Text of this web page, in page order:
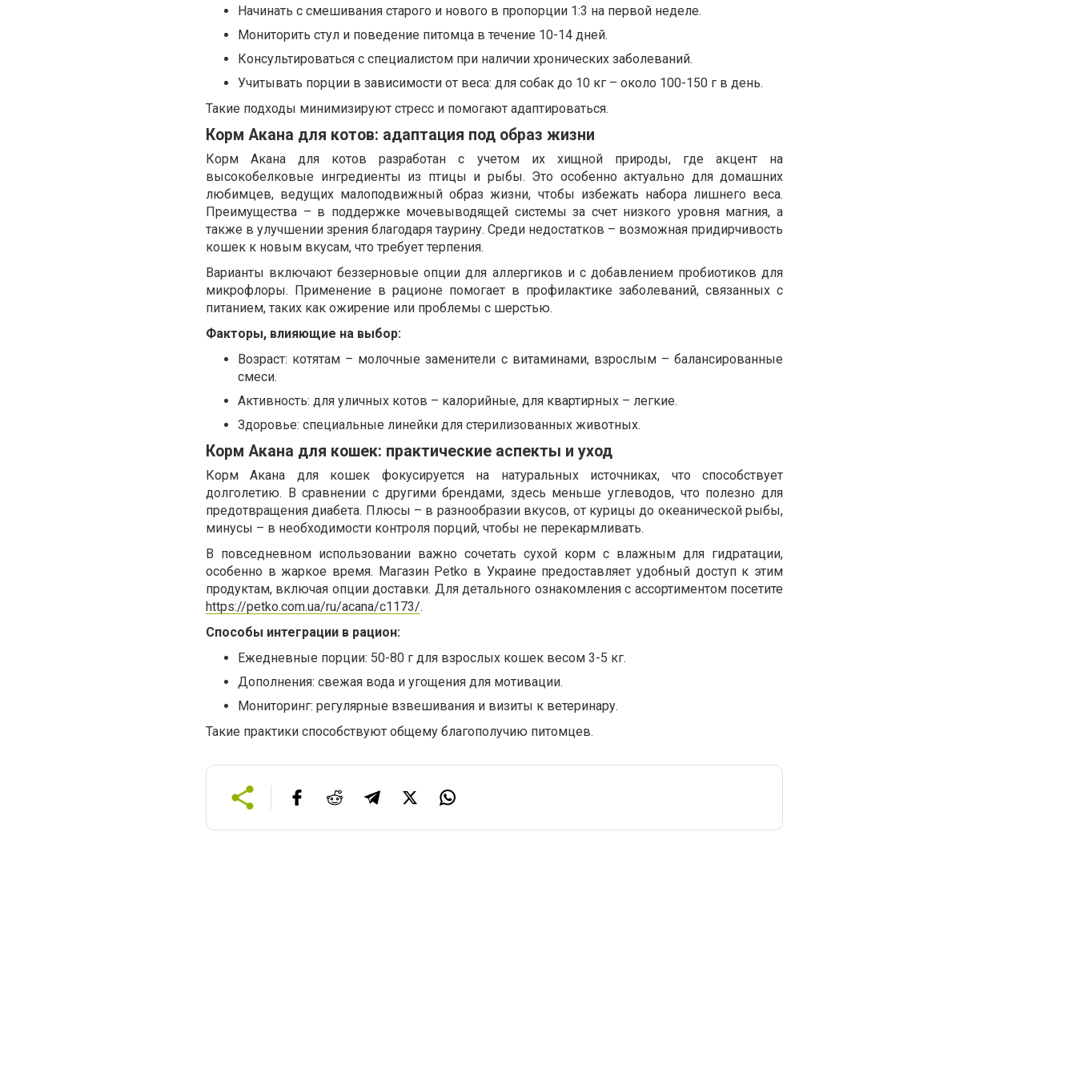
Начинать с смешивания старого и нового в пропорции 1:3 на первой неделе.
Мониторить стул и поведение питомца в течение 10-14 дней.
Консультироваться с специалистом при наличии хронических заболеваний.
Учитывать порции в зависимости от веса: для собак до 10 кг – около 100-150 г в день.
Такие подходы минимизируют стресс и помогают адаптироваться.
Корм Акана для котов: адаптация под образ жизни
Корм Акана для котов разработан с учетом их хищной природы, где акцент на
высокобелковые ингредиенты из птицы и рыбы. Это особенно актуально для домашних
любимцев, ведущих малоподвижный образ жизни, чтобы избежать набора лишнего веса.
Преимущества – в поддержке мочевыводящей системы за счет низкого уровня магния, а
также в улучшении зрения благодаря таурину. Среди недостатков – возможная придирчивость
кошек к новым вкусам, что требует терпения.
Варианты включают беззерновые опции для аллергиков и с добавлением пробиотиков для
микрофлоры. Применение в рационе помогает в профилактике заболеваний, связанных с
питанием, таких как ожирение или проблемы с шерстью.
Факторы, влияющие на выбор:
Возраст: котятам – молочные заменители с витаминами, взрослым – балансированные
смеси.
Активность: для уличных котов – калорийные, для квартирных – легкие.
Здоровье: специальные линейки для стерилизованных животных.
Корм Акана для кошек: практические аспекты и уход
Корм Акана для кошек фокусируется на натуральных источниках, что способствует
долголетию. В сравнении с другими брендами, здесь меньше углеводов, что полезно для
предотвращения диабета. Плюсы – в разнообразии вкусов, от курицы до океанической рыбы,
минусы – в необходимости контроля порций, чтобы не перекармливать.
В повседневном использовании важно сочетать сухой корм с влажным для гидратации,
особенно в жаркое время. Магазин Petko в Украине предоставляет удобный доступ к этим
продуктам, включая опции доставки. Для детального ознакомления с ассортиментом посетите
https://petko.com.ua/ru/acana/c1173/.
Способы интеграции в рацион:
Ежедневные порции: 50-80 г для взрослых кошек весом 3-5 кг.
Дополнения: свежая вода и угощения для мотивации.
Мониторинг: регулярные взвешивания и визиты к ветеринару.
Такие практики способствуют общему благополучию питомцев.